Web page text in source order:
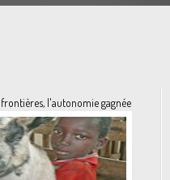
frontières, l'autonomie gagnée